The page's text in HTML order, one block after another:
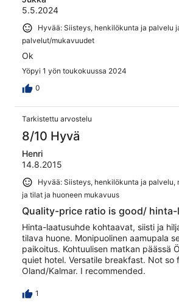
5.5.2024
Hyvää: Siisteys, henkilökunta ja palvelu
palvelut/mukavuudet
Ok
Yöpyi 1 yön toukokuussa 2024
0
Tarkistettu arvostelu
8/10 Hyvä
Henri
14.8.2015
Hyvää: Siisteys, henkilökunta ja palvelu,
ja tilat ja huoneen mukavuus
Quality-price ratio is good/
Hinta-laatusuhde kohtaavat, siisti ja
tilava huone. Monipuolinen aamupala
paikoitus. Kohtuulisen matkan päässä
quiet hotel. Versatile breakfast. Not so
Oland/Kalmar. I recommended.
1